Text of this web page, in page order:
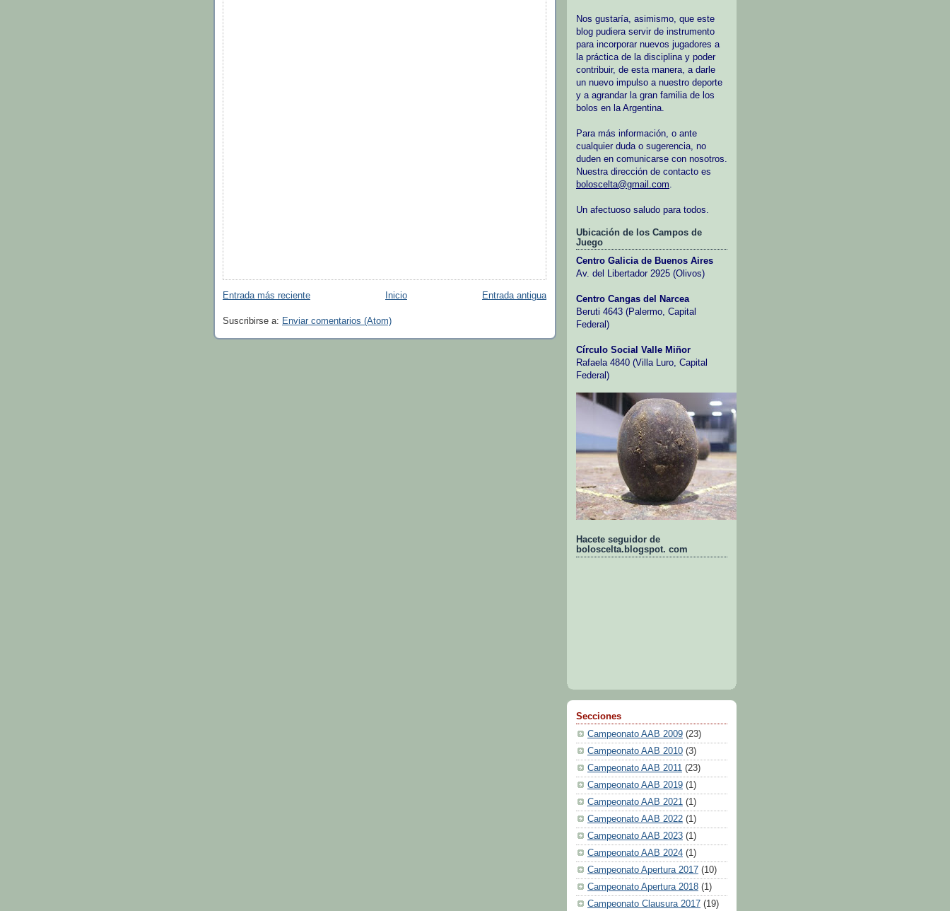
Entrada más reciente Entrada antigua
Inicio
Suscribirse a: Enviar comentarios (Atom)
Nos gustaría, asimismo, que este
blog pudiera servir de instrumento
para incorporar nuevos jugadores a
la práctica de la disciplina y poder
contribuir, de esta manera, a darle
un nuevo impulso a nuestro deporte
y a agrandar la gran familia de los
bolos en la Argentina.
Para más información, o ante
cualquier duda o sugerencia, no
duden en comunicarse con nosotros.
Nuestra dirección de contacto es
boloscelta@gmail.com.
Un afectuoso saludo para todos.
Ubicación de los Campos de
Juego
Centro Galicia de Buenos Aires
Av. del Libertador 2925 (Olivos)
Centro Cangas del Narcea
Beruti 4643 (Palermo, Capital
Federal)
Círculo Social Valle Miñor
Rafaela 4840 (Villa Luro, Capital
Federal)
Hacete seguidor de
boloscelta.blogspot. com
Secciones
Campeonato AAB 2009 (23)
Campeonato AAB 2010 (3)
Campeonato AAB 2011 (23)
Campeonato AAB 2019 (1)
Campeonato AAB 2021 (1)
Campeonato AAB 2022 (1)
Campeonato AAB 2023 (1)
Campeonato AAB 2024 (1)
Campeonato Apertura 2017 (10)
Campeonato Apertura 2018 (1)
Campeonato Clausura 2017 (19)